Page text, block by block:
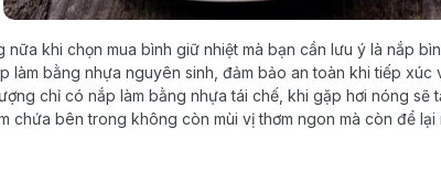
nữa khi chọn mua bình giữ nhiệt mà bạn cần lưu ý là nắp
làm bằng nhựa nguyên sinh, đảm bảo an toàn khi tiếp xúc
chỉ có nắp làm bằng nhựa tái chế, khi gặp hơi nóng sẽ
chứa bên trong không còn mùi vị thơm ngon mà còn để